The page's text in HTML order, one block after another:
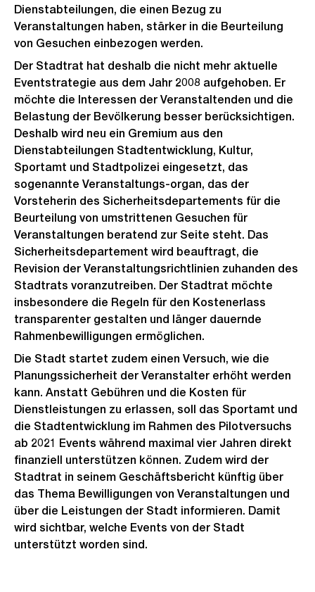
Dienstabteilungen, die einen Bezug zu
Veranstaltungen haben, stärker in die Beurteilung
von Gesuchen einbezogen werden.
Der Stadtrat hat deshalb die nicht mehr aktuelle
Eventstrategie aus dem Jahr 2008 aufgehoben. Er
möchte die Interessen der Veranstaltenden und die
Belastung der Bevölkerung besser berücksichtigen.
Deshalb wird neu ein Gremium aus den
Dienstabteilungen Stadtentwicklung, Kultur,
Sportamt und Stadtpolizei eingesetzt, das
sogenannte Veranstaltungs-organ, das der
Vorsteherin des Sicherheitsdepartements für die
Beurteilung von umstrittenen Gesuchen für
Veranstaltungen beratend zur Seite steht. Das
Sicherheitsdepartement wird beauftragt, die
Revision der Veranstaltungsrichtlinien zuhanden des
Stadtrats voranzutreiben. Der Stadtrat möchte
insbesondere die Regeln für den Kostenerlass
transparenter gestalten und länger dauernde
Rahmenbewilligungen ermöglichen.
Die Stadt startet zudem einen Versuch, wie die
Planungssicherheit der Veranstalter erhöht werden
kann. Anstatt Gebühren und die Kosten für
Dienstleistungen zu erlassen, soll das Sportamt und
die Stadtentwicklung im Rahmen des Pilotversuchs
ab 2021 Events während maximal vier Jahren direkt
finanziell unterstützen können. Zudem wird der
Stadtrat in seinem Geschäftsbericht künftig über
das Thema Bewilligungen von Veranstaltungen und
über die Leistungen der Stadt informieren. Damit
wird sichtbar, welche Events von der Stadt
unterstützt worden sind.